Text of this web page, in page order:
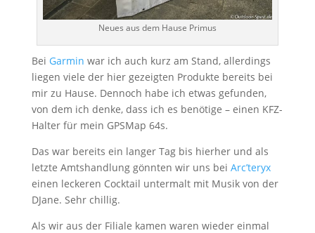
Neues aus dem Hause Primus
Bei Garmin war ich auch kurz am Stand, allerdings
liegen viele der hier gezeigten Produkte bereits bei
mir zu Hause. Dennoch habe ich etwas gefunden,
von dem ich denke, dass ich es benötige – einen KFZ-
Halter für mein GPSMap 64s.
Das war bereits ein langer Tag bis hierher und als
letzte Amtshandlung gönnten wir uns bei Arc’teryx
einen leckeren Cocktail untermalt mit Musik von der
DJane. Sehr chillig.
Als wir aus der Filiale kamen waren wieder einmal